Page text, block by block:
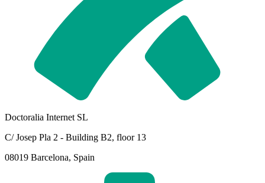
Doctoralia Internet SL
C/ Josep Pla 2 - Building B2, floor 13
08019 Barcelona, Spain